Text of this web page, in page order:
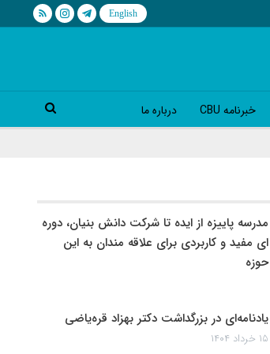
خبرنامه CBU درباره ما
مدرسه پاییزه از ایده تا شرکت دانش بنیان، دوره
ای مفید و کاربردی برای علاقه مندان به این
حوزه
یادنامه‌ای در بزرگداشت دکتر بهزاد قره‌یاضی
۱۵ خرداد ۱۴۰۴